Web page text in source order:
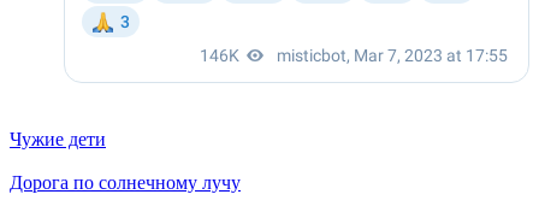
Чужие дети
Дорога по солнечному лучу